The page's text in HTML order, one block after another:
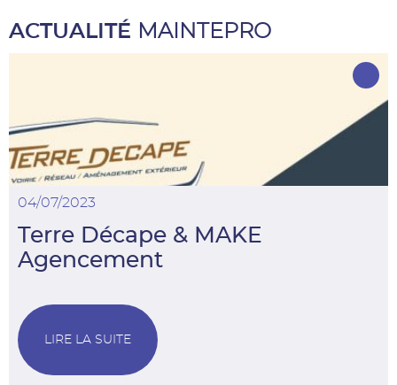
ACTUALITÉ MAINTEPRO
04/07/2023
Terre Décape & MAKE
Agencement
LIRE LA SUITE